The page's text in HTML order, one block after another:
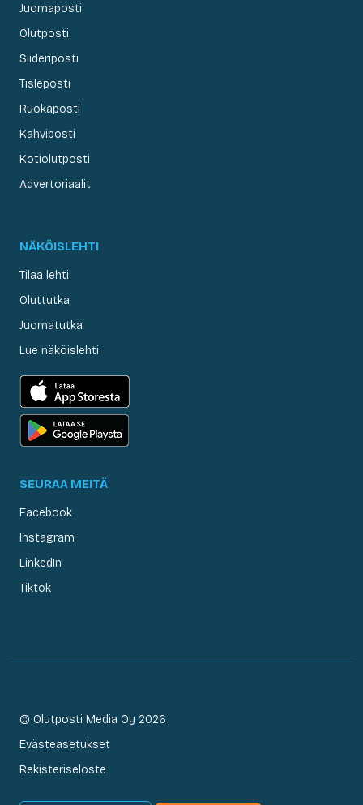
Juomaposti
Olutposti
Siideriposti
Tisleposti
Ruokaposti
Kahviposti
Kotiolutposti
Advertoriaalit
NÄKÖISLEHTI
Tilaa lehti
Oluttutka
Juomatutka
Lue näköislehti
SEURAA MEITÄ
Facebook
Instagram
LinkedIn
Tiktok
© Olutposti Media Oy 2026
Evästeasetukset
Rekisteriseloste